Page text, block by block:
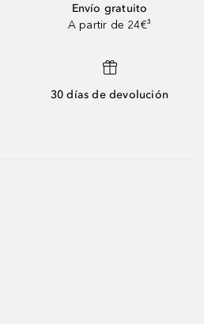
Envío gratuito
A partir de 24€³
30 días de devolución